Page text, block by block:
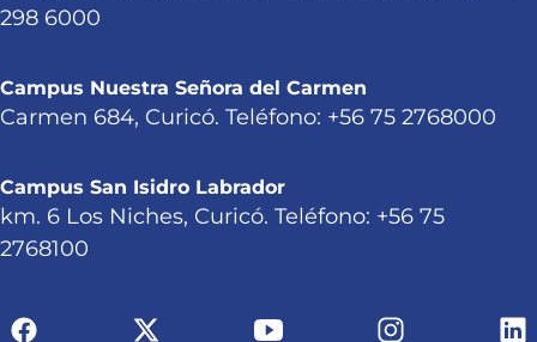
298 6000
Campus Nuestra Señora del Carmen
Carmen 684, Curicó. Teléfono: +56 75 2768000
Campus San Isidro Labrador
km. 6 Los Niches, Curicó. Teléfono: +56 75
2768100